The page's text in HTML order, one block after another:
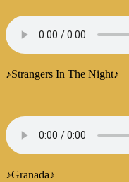
♪Strangers In The Night♪
♪Granada♪